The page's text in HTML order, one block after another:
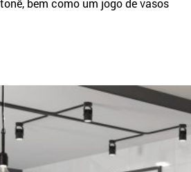
bem como um jogo de vasos